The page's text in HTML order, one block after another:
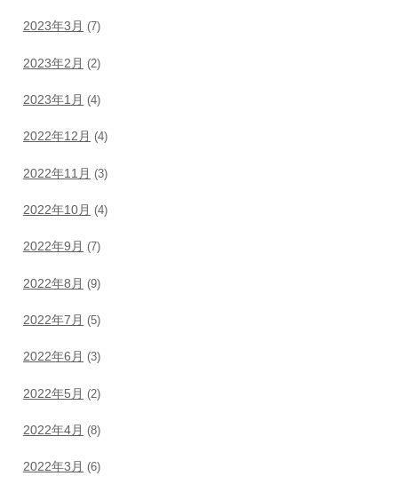
2023年3月 (7)
2023年2月 (2)
2023年1月 (4)
2022年12月 (4)
2022年11月 (3)
2022年10月 (4)
2022年9月 (7)
2022年8月 (9)
2022年7月 (5)
2022年6月 (3)
2022年5月 (2)
2022年4月 (8)
2022年3月 (6)